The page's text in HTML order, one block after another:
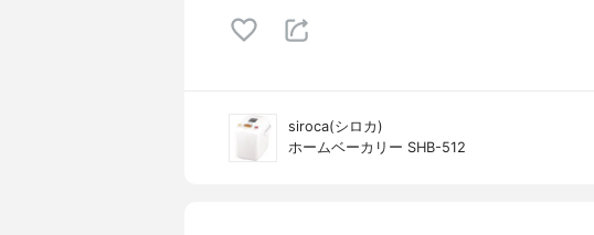
siroca(シロカ)
ホームベーカリー SHB-512